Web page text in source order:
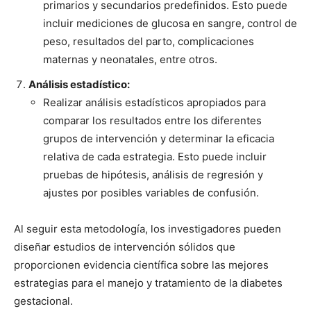
primarios y secundarios predefinidos. Esto puede
incluir mediciones de glucosa en sangre, control de
peso, resultados del parto, complicaciones
maternas y neonatales, entre otros.
Análisis estadístico:
Realizar análisis estadísticos apropiados para
comparar los resultados entre los diferentes
grupos de intervención y determinar la eficacia
relativa de cada estrategia. Esto puede incluir
pruebas de hipótesis, análisis de regresión y
ajustes por posibles variables de confusión.
Al seguir esta metodología, los investigadores pueden
diseñar estudios de intervención sólidos que
proporcionen evidencia científica sobre las mejores
estrategias para el manejo y tratamiento de la diabetes
gestacional.